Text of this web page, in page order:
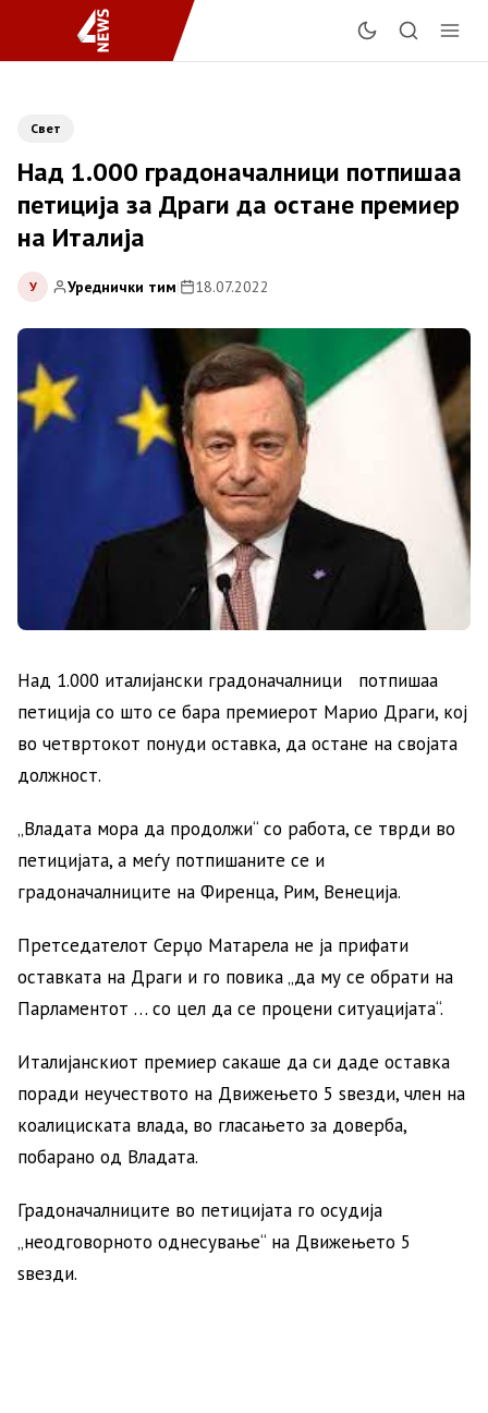
Свет
Над 1.000 градоначалници потпишаа
петиција за Драги да остане премиер
на Италија
У Уреднички тим| 18.07.2022
Над 1.000 италијански градоначалници потпишаа
петиција со што се бара премиерот Марио Драги, кој
во четвртокот понуди оставка, да остане на својата
должност.
„Владата мора да продолжи“ со работа, се тврди во
петицијата, а меѓу потпишаните се и
градоначалниците на Фиренца, Рим, Венеција.
Претседателот Серџо Матарела не ја прифати
оставката на Драги и го повика „да му се обрати на
Парламентот … со цел да се процени ситуацијата“.
Италијанскиот премиер сакаше да си даде оставка
поради неучеството на Движењето 5 ѕвезди, член на
коалициската влада, во гласањето за доверба,
побарано од Владата.
Градоначалниците во петицијата го осудија
„неодговорното однесување“ на Движењето 5
ѕвезди.